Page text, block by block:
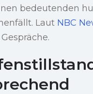
bedeutenden
Laut NBC